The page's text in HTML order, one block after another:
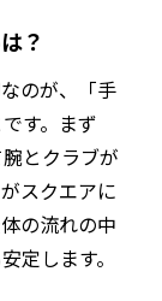
？
のが、「手
す。まず
とクラブが
スクエアに
の流れの中
定します。